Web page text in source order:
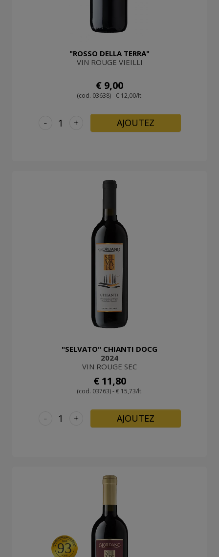
"ROSSO DELLA TERRA"
VIN ROUGE VIEILLI
€ 9,00
(cod. 03638) - € 12,00/lt.
+
- AJOUTEZ
"SELVATO" CHIANTI DOCG
2024
VIN ROUGE SEC
€ 11,80
(cod. 03763) - € 15,73/lt.
+
- AJOUTEZ
93